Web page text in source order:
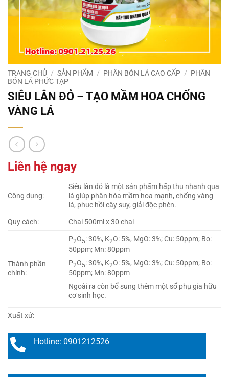
TRANG CHỦ / SẢN PHẨM / PHÂN BÓN LÁ CAO CẤP / PHÂN
BÓN LÁ PHỨC TẠP
SIÊU LÂN ĐỎ – TẠO MẦM HOA CHỐNG
VÀNG LÁ
Liên hệ ngay
Công dụng:
Siêu lân đỏ là một sản phẩm hấp thụ nhanh qua
lá giúp phân hóa mầm hoa mạnh, chống vàng
lá, phục hồi cây suy, giải độc phèn.
Quy cách:
Chai 500ml x 30 chai
Thành phần
chính:
P2O5: 30%, K2O: 5%, MgO: 3%; Cu: 50ppm; Bo:
50ppm; Mn: 80ppm
P2O5: 30%, K2O: 5%, MgO: 3%; Cu: 50ppm; Bo:
50ppm; Mn: 80ppm
Ngoài ra còn bổ sung thêm một số phụ gia hữu
cơ sinh học.
Xuất xứ:
Hotline: 0901212526